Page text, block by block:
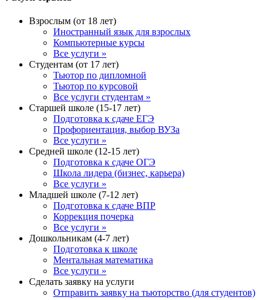
Взрослым (от 18 лет)
Иностранный язык для взрослых
Компьютерные курсы
Все услуги »
Студентам (от 17 лет)
Тьютор по дипломной
Тьютор по курсовой
Все услуги студентам »
Старшей школе (15-17 лет)
Подготовка к сдаче ЕГЭ
Профориентация, выбор ВУЗа
Все услуги »
Средней школе (12-15 лет)
Подготовка к сдаче ОГЭ
Школа лидера (бизнес, карьера)
Все услуги »
Младшей школе (7-12 лет)
Подготовка к сдаче ВПР
Коррекция почерка
Все услуги »
Дошкольникам (4-7 лет)
Подготовка к школе
Ментальная математика
Все услуги »
Сделать заявку на услуги
Отправить заявку на тьюторство (для студентов)